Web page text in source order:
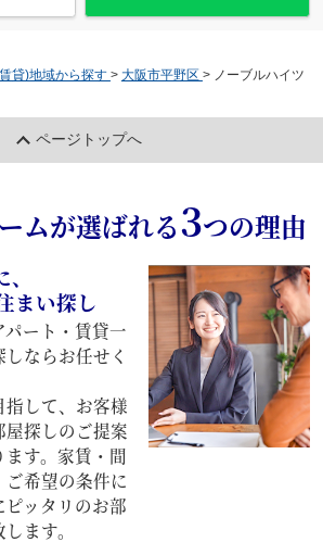
貸)地域から探す > 大阪市平野区 > ノーブルハイツ
ページトップへ
ムが選ばれる3つの理由
まい探し
ート・賃貸一
ならお任せく
して、お客様
探しのご提案
す。家賃・間
希望の条件に
ッタリのお部
ます。